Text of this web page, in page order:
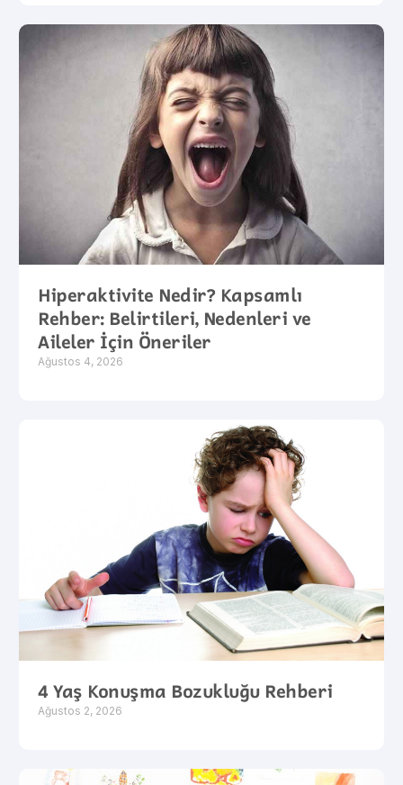
Hiperaktivite Nedir? Kapsamlı
Rehber: Belirtileri, Nedenleri ve
Aileler İçin Öneriler
Ağustos 4, 2026
4 Yaş Konuşma Bozukluğu Rehberi
Ağustos 2, 2026